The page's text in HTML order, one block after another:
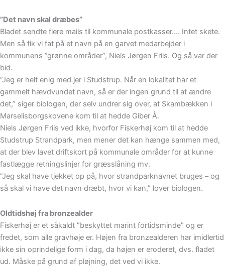
”Det navn skal dræbes”
Bladet sendte flere mails til kommunale postkasser…. Intet skete.
Men så fik vi fat på et navn på en garvet medarbejder i
kommunens ”grønne områder”, Niels Jørgen Friis. Og så var der
bid.
”Jeg er helt enig med jer i Studstrup. Når en lokalitet har et
gammelt hævdvundet navn, så er der ingen grund til at ændre
det,” siger biologen, der selv undrer sig over, at Skambækken i
Marselisborgskovene kom til at hedde Giber Å.
Niels Jørgen Friis ved ikke, hvorfor Fiskerhøj kom til at hedde
Studstrup Strandpark, men mener det kan hænge sammen med,
at der blev lavet driftskort på kommunale områder for at kunne
fastlægge retningslinjer for græsslåning mv.
”Jeg skal have tjekket op på, hvor strandparknavnet bruges – og
så skal vi have det navn dræbt, hvor vi kan,” lover biologen.
Oldtidshøj fra bronzealder
Fiskerhøj er et såkaldt ”beskyttet marint fortidsminde” og er
fredet, som alle gravhøje er. Højen fra bronzealderen har imidlertid
ikke sin oprindelige form i dag, da højen er eroderet, dvs. fladet
ud. Måske på grund af pløjning, det ved vi ikke.